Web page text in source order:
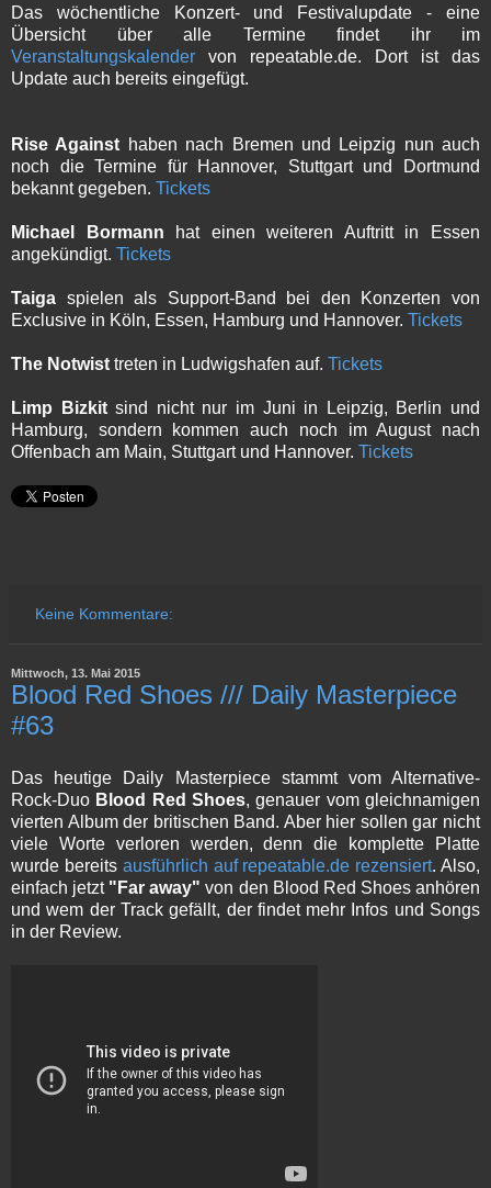
Das wöchentliche Konzert- und Festivalupdate - eine
Übersicht über alle Termine findet ihr im
Veranstaltungskalender von repeatable.de. Dort ist das
Update auch bereits eingefügt.
Rise Against haben nach Bremen und Leipzig nun auch
noch die Termine für Hannover, Stuttgart und Dortmund
bekannt gegeben. Tickets
Michael Bormann hat einen weiteren Auftritt in Essen
angekündigt. Tickets
Taiga spielen als Support-Band bei den Konzerten von
Exclusive in Köln, Essen, Hamburg und Hannover. Tickets
The Notwist treten in Ludwigshafen auf. Tickets
Limp Bizkitsind nicht nur im Juni in Leipzig, Berlin und
Hamburg, sondern kommen auch noch im August nach
Offenbach am Main, Stuttgart und Hannover. Tickets
Keine Kommentare:
Mittwoch, 13. Mai 2015
Blood Red Shoes /// Daily Masterpiece
#63
Das heutige Daily Masterpiece stammt vom Alternative-
Rock-Duo Blood Red Shoes, genauer vom gleichnamigen
vierten Album der britischen Band. Aber hier sollen gar nicht
viele Worte verloren werden, denn die komplette Platte
wurde bereits ausführlich auf repeatable.de rezensiert. Also,
einfach jetzt "Far away" von den Blood Red Shoes anhören
und wem der Track gefällt, der findet mehr Infos und Songs
in der Review.